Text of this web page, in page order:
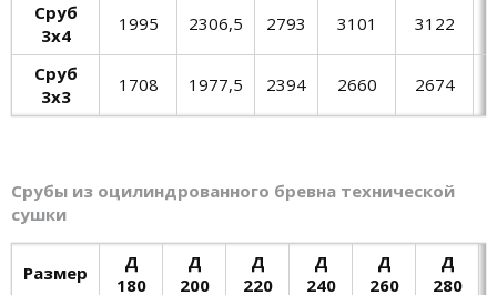
Сруб
3х4
1995 2306,5 2793 3101 3122
Сруб
3х3
1708 1977,5 2394 2660 2674
Срубы из оцилиндрованного бревна технической
сушки
Размер
Д
180
Д
200
Д
220
Д
240
Д
260
Д
280